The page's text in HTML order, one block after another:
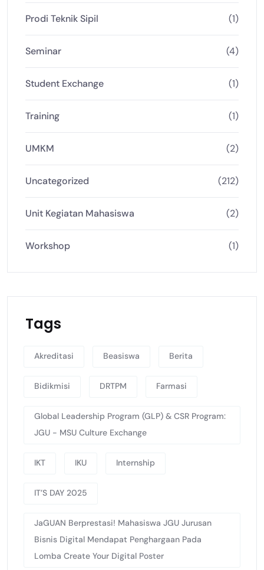
Prodi Teknik Sipil (1)
Seminar (4)
Student Exchange (1)
Training (1)
UMKM (2)
Uncategorized (212)
Unit Kegiatan Mahasiswa (2)
Workshop (1)
Tags
Akreditasi Beasiswa Berita
Bidikmisi DRTPM Farmasi
Global Leadership Program (GLP) & CSR Program:
JGU - MSU Culture Exchange
IKT IKU Internship
IT’S DAY 2025
JaGUAN Berprestasi! Mahasiswa JGU Jurusan
Bisnis Digital Mendapat Penghargaan Pada
Lomba Create Your Digital Poster